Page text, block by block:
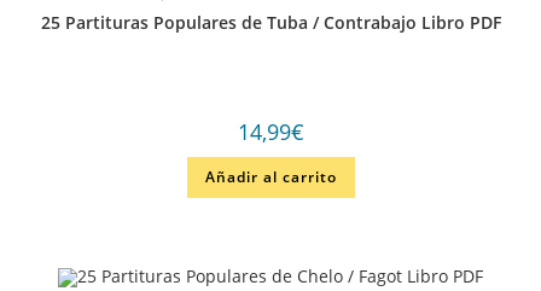
25 Partituras Populares de Tuba / Contrabajo Libro PDF
14,99€
Añadir al carrito